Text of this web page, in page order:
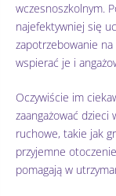
wczesnoszkolnym.
najefektywniej się
zapotrzebowanie
wspierać je i
Oczywiście im
zaangażować dzieci
ruchowe, takie jak
przyjemne
pomagają w